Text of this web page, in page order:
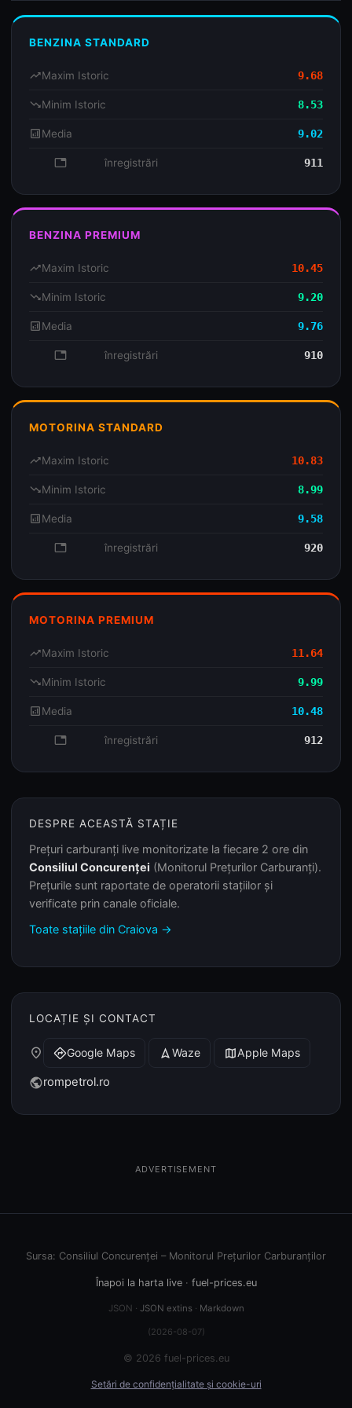
BENZINA STANDARD
trending_upMaxim Istoric 9.68
trending_downMinim Istoric 8.53
analyticsMedia 9.02
database înregistrări 911
BENZINA PREMIUM
trending_upMaxim Istoric 10.45
trending_downMinim Istoric 9.20
analyticsMedia 9.76
database înregistrări 910
MOTORINA STANDARD
trending_upMaxim Istoric 10.83
trending_downMinim Istoric 8.99
analyticsMedia 9.58
database înregistrări 920
MOTORINA PREMIUM
trending_upMaxim Istoric 11.64
trending_downMinim Istoric 9.99
analyticsMedia 10.48
database înregistrări 912
DESPRE ACEASTĂ STAȚIE
Prețuri carburanți live monitorizate la fiecare 2 ore din
Consiliul Concurenței (Monitorul Prețurilor Carburanți).
Prețurile sunt raportate de operatorii stațiilor și
verificate prin canale oficiale.
Toate stațiile din Craiova →
LOCAȚIE ȘI CONTACT
place directionsGoogle Maps navigation Waze mapApple Maps
publicrompetrol.ro
ADVERTISEMENT
Sursa: Consiliul Concurenței – Monitorul Prețurilor Carburanților
Înapoi la harta live· fuel-prices.eu
JSON · JSON extins· Markdown
(2026-08-07)
© 2026 fuel-prices.eu
Setări de confidențialitate și cookie-uri